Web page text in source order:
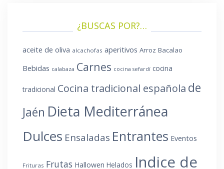
¿BUSCAS POR?…
aceite de oliva alcachofas aperitivos Arroz Bacalao
Bebidas calabaza Carnes cocina sefardí cocina
tradicional Cocina tradicional española de
Jaén Dieta Mediterránea
Dulces Ensaladas Entrantes Eventos
Frituras Frutas Hallowen Helados Indice de